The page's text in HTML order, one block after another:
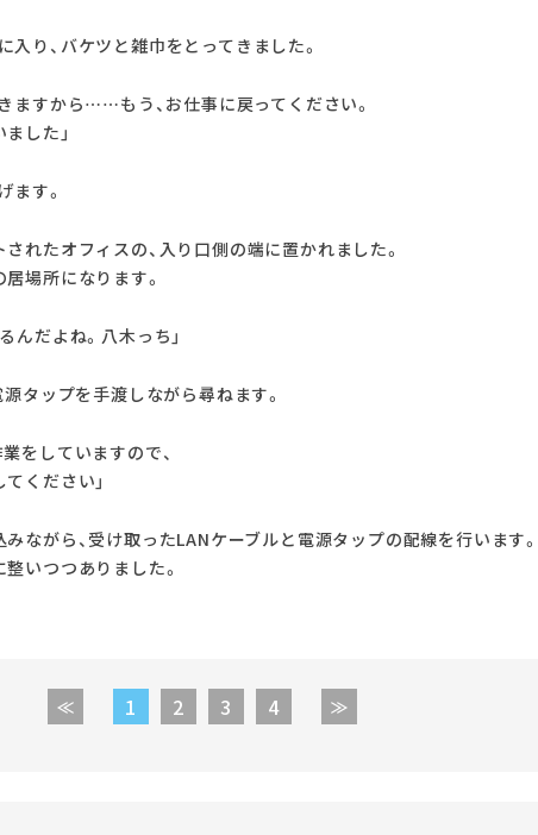
り、バケツと雑巾をとってきました。
ますから……もう、お仕事に戻ってください。
した」
ます。
れたオフィスの、入り口側の端に置かれました。
場所になります。
んだよね。八木っち」
タップを手渡しながら尋ねます。
をしていますので、
ください」
ながら、受け取ったLANケーブルと電源タップの配線を行います。
いつつありました。
1 2 3 4